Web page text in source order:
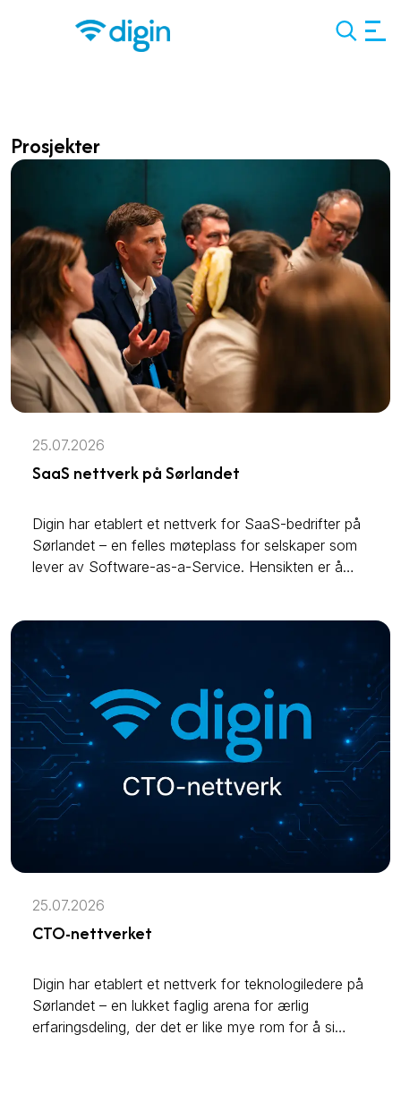
Prosjekter
25.07.2026
SaaS nettverk på Sørlandet
Digin har etablert et nettverk for SaaS-bedrifter på
Sørlandet – en felles møteplass for selskaper som
lever av Software-as-a-Service. Hensikten er å
25.07.2026
CTO-nettverket
Digin har etablert et nettverk for teknologiledere på
Sørlandet – en lukket faglig arena for ærlig
erfaringsdeling, der det er like mye rom for å si